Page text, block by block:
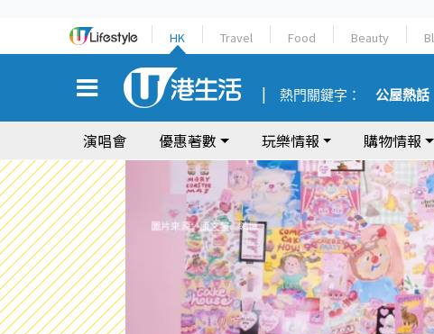
HK Travel Food Beauty
熱門關鍵字： 公屋熱話
演唱會 優惠著數 玩樂情報 購物情報